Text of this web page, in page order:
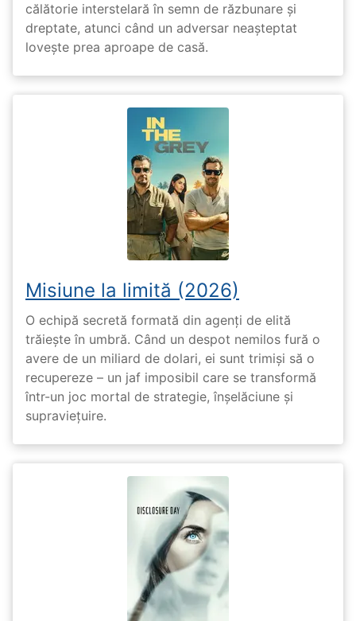
călătorie interstelară în semn de răzbunare și
dreptate, atunci când un adversar neașteptat
lovește prea aproape de casă.
Misiune la limită (2026)
O echipă secretă formată din agenți de elită
trăiește în umbră. Când un despot nemilos fură o
avere de un miliard de dolari, ei sunt trimiși să o
recupereze – un jaf imposibil care se transformă
într-un joc mortal de strategie, înșelăciune și
supraviețuire.